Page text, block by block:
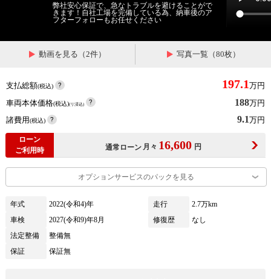
弊社安心保証で、急なトラブルを避けることがで
きます！自社工場を完備している為、納車後のア
フターフォローもお任せください
動画を見る（2件） 写真一覧（80枚）
支払総額(税込) 197.1 万円
車両本体価格(税込)(リ済込) 188万円
諸費用(税込) 9.1万円
ローン
ご利用時
通常ローン 月々 16,600 円
オプションサービスのパックを見る
年式 2022(令和4)年 走行
2.7万km
車検
2027(令和9)年8月 修復歴
なし
法定整備
整備無
保証
保証無